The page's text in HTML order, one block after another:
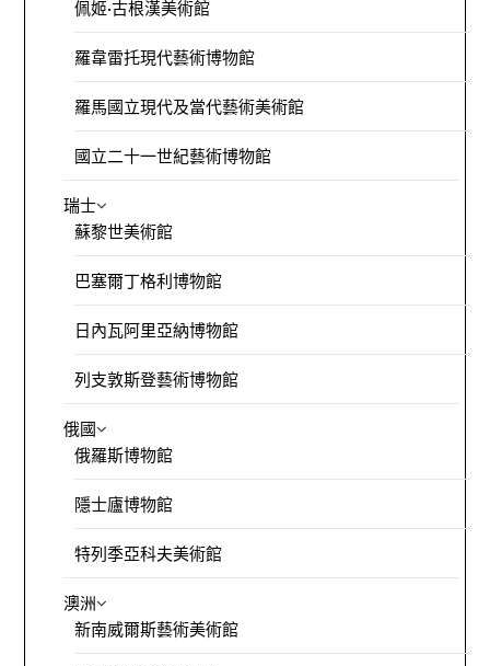
佩姬·古根漢美術館
羅韋雷托現代藝術博物館
羅馬國立現代及當代藝術美術館
國立二十一世紀藝術博物館
瑞士
蘇黎世美術館
巴塞爾丁格利博物館
日內瓦阿里亞納博物館
列支敦斯登藝術博物館
俄國
俄羅斯博物館
隱士廬博物館
特列季亞科夫美術館
澳洲
新南威爾斯藝術美術館